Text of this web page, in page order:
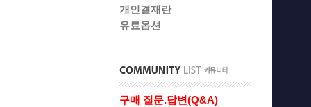
개인결재란
유료옵션
구매 질문.답변(Q&A)